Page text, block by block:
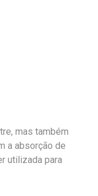
mas também
a absorção de
utilizada para